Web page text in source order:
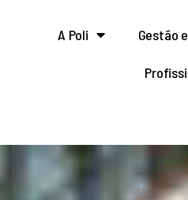
A Poli Gestão